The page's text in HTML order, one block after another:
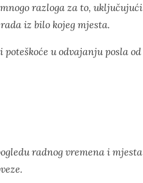
razloga za to, uključujući
iz bilo kojeg mjesta.
u odvajanju posla od
radnog vremena i mjesta